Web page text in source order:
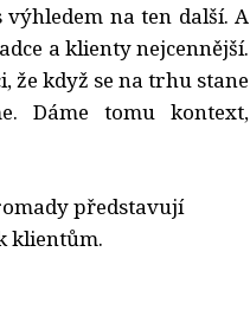
na ten další. A
a klienty nejcennější.
že když se na trhu stane
Dáme tomu kontext,
představují
klientům.